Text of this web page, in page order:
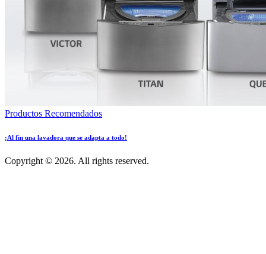
Productos Recomendados
¡Al fin una lavadora que se adapta a todo!
Copyright © 2026. All rights reserved.